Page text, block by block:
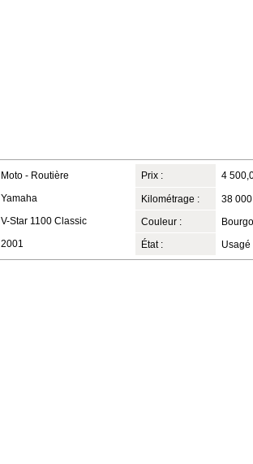
Moto - Routière
Yamaha
V-Star 1100 Classic
2001
Prix : 4
Kilométrage : 38
Couleur :
État : Usagé